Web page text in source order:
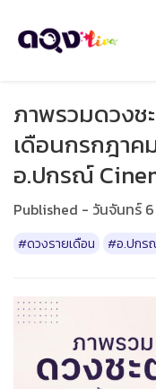
ภาพรวมดวงช
เดือนกรกฎาค
อ.ปกรณ์
Published - วันจันทร์
#ดวงรายเดือน #อ.ปกร